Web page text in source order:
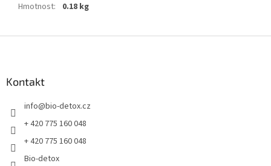
Hmotnost: 0.18 kg
Kontakt
info@bio-detox.cz
+ 420 775 160 048
+ 420 775 160 048
Bio-detox